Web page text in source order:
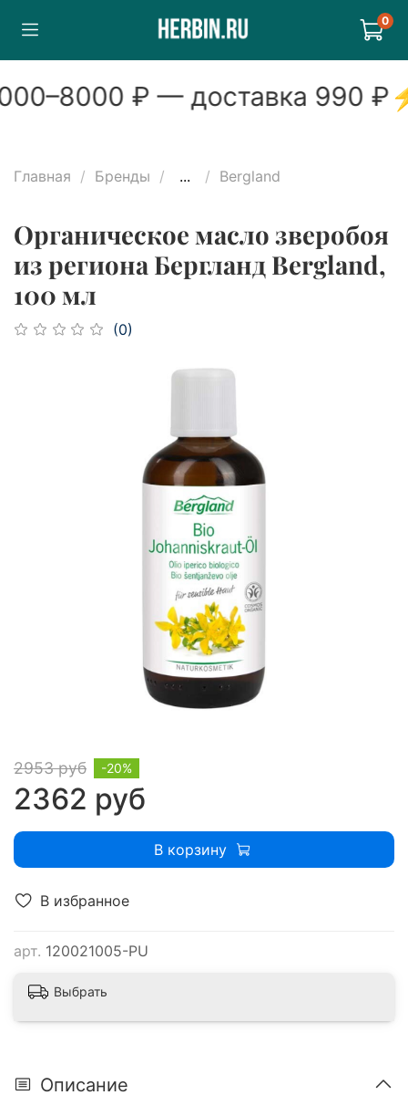
0
–8000₽ — доставка990₽
Главная Бренды ... Bergland
Органическое масло зверобоя
из региона Бергланд Bergland,
100 мл
(0)
В избранное
арт. 120021005-PU
2953 руб
2362 руб
-20%
В корзину
Выбрать
Описание